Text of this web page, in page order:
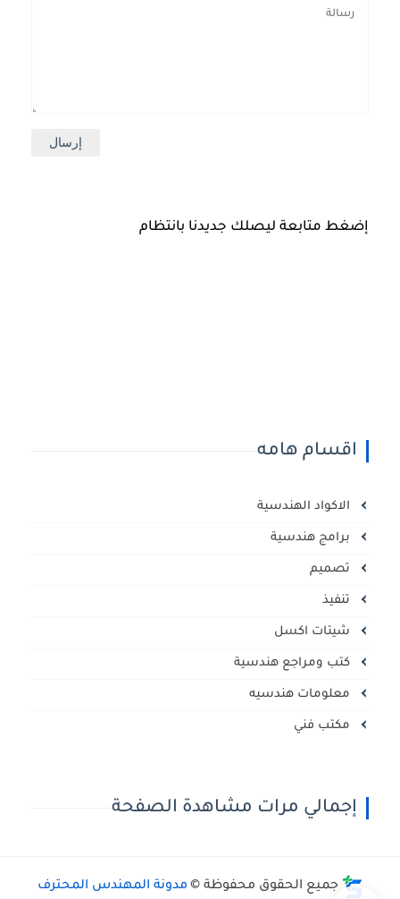
إضغط متابعة ليصلك جديدنا بانتظام
اقسام هامه
الاكواد الهندسية
برامج هندسية
تصميم
تنفيذ
شيتات اكسل
كتب ومراجع هندسية
معلومات هندسيه
مكتب فني
إجمالي مرات مشاهدة الصفحة
جميع الحقوق محفوظة © مدونة المهندس المحترف